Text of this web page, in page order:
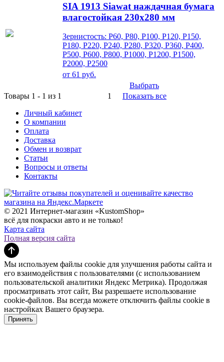
SIA 1913 Siawat наждачная бумага
влагостойкая 230х280 мм
Зернистость: P60, P80, P100, P120, P150,
P180, P220, P240, P280, P320, P360, P400,
P500, P600, P800, P1000, P1200, P1500,
P2000, P2500
от 61 руб.
Выбрать
Товары 1 - 1 из 1
1
Показать все
Личный кабинет
О компании
Оплата
Доставка
Обмен и возврат
Статьи
Вопросы и ответы
Контакты
© 2021 Интернет-магазин «KustomShop»
всё для покраски авто и не только!
Карта сайта
Полная версия сайта
Мы используем файлы cookie для улучшения работы сайта и
его взаимодействия с пользователями (с использованием
пользовательской аналитики Яндекс Метрика). Продолжая
просматривать этот сайт, Вы разрешаете использование
cookie-файлов. Вы всегда можете отключить файлы cookie в
настройках Вашего браузера.
Принять